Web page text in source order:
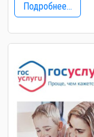
Подробнее...